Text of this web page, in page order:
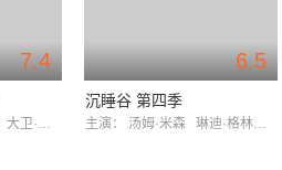
7.4
大卫·阿伦·伯施理
6.5
沉睡谷 第四季
主演： 汤姆·米森 琳迪·格林伍德